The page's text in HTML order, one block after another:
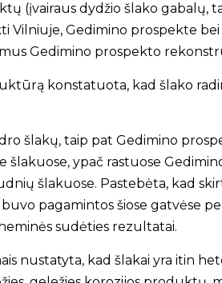
(įvairaus dydžio šlako
Gedimino prospekte
Gedimino prospekto
konstatuota, kad šlako
šlakų, taip pat Gedimino
ypač rastuose
šlakuose. Pastebėta, kad
pagamintos šiose gatvėse
sudėties rezultatai.
nustatyta, kad šlakai yra itin